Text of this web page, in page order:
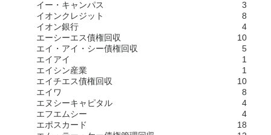
イー・キャンパス
3
イオンクレジット
8
イオン銀行
4
エーシーエス債権回収
10
エイ・アイ・シー債権回収
5
エイアイ
1
エイシン産業
1
エイチエス債権回収
10
エイワ
8
エヌシーキャピタル
4
エフエムシー
4
エポスカード
18